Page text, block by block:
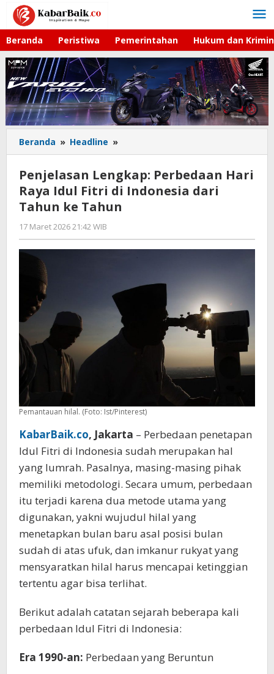
Lewati
konten
Beranda Peristiwa Pemerintahan Hukum dan
Beranda » Headline »
Lengkap:
Perbedaan
Hari
Raya
Idul
Tahun
Penjelasan Lengkap: Perbedaan Hari
Raya Idul Fitri di Indonesia dari
Tahun ke Tahun
17 Maret 2026 21:42 WIB
Hardy
Pemantauan hilal. (Foto: Ist/Pinterest)
KabarBaik.co, Jakarta – Perbedaan penetapan
Idul Fitri di Indonesia sudah merupakan hal
yang lumrah. Pasalnya, masing-masing pihak
memiliki metodologi. Secara umum, perbedaan
itu terjadi karena dua metode utama yang
digunakan, yakni wujudul hilal yang
menetapkan bulan baru asal posisi bulan
sudah di atas ufuk, dan imkanur rukyat yang
mensyaratkan hilal harus mencapai ketinggian
tertentu agar bisa terlihat.
Berikut adalah catatan sejarah beberapa kali
perbedaan Idul Fitri di Indonesia:
Era 1990-an: Perbedaan yang Beruntun